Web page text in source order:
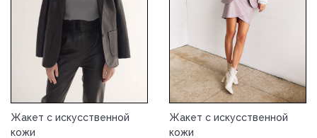
Жакет с искусственной
кожи
Жакет с искусственной
кожи